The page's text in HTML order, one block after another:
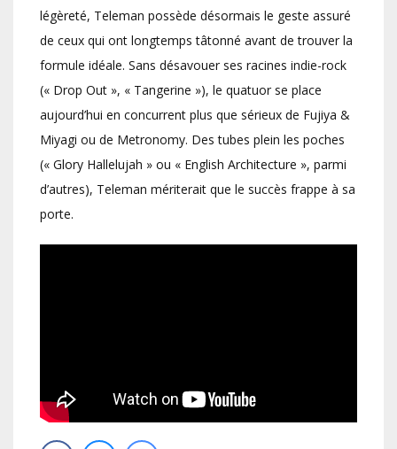
légèreté, Teleman possède désormais le geste assuré
de ceux qui ont longtemps tâtonné avant de trouver la
formule idéale. Sans désavouer ses racines indie-rock
(« Drop Out », « Tangerine »), le quatuor se place
aujourd’hui en concurrent plus que sérieux de Fujiya &
Miyagi ou de Metronomy. Des tubes plein les poches
(« Glory Hallelujah » ou « English Architecture », parmi
d’autres), Teleman mériterait que le succès frappe à sa
porte.